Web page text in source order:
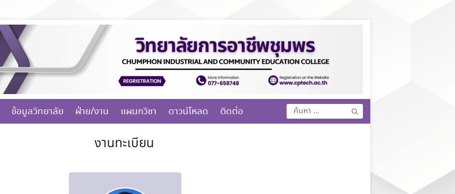
ข้อมูลวิทยาลัย ฝ่าย/งาน แผนกวิชา ดาวน์โหลด ติดต่อ
ค้นหา
สำหรับ:
งานทะเบียน